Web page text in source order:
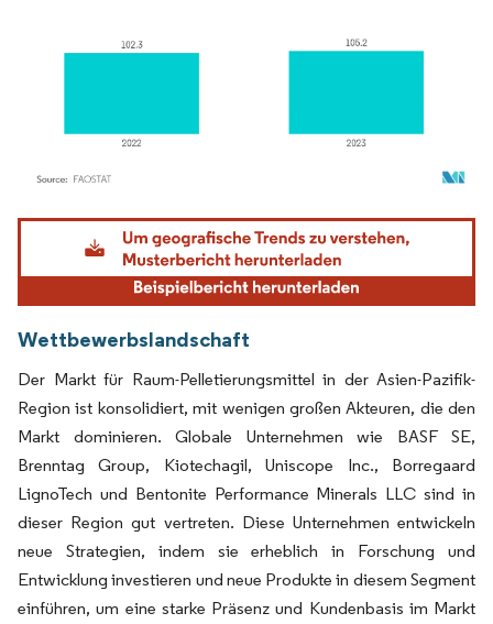
Bild © Mordor Intelligence. Wiederverwendung erfordert Namensnennung gemäß
Wettbewerbslandschaft
Der Markt für Raum-Pelletierungsmittel in der Asien-Pazifik-
Region ist konsolidiert, mit wenigen großen Akteuren, die den
Markt dominieren. Globale Unternehmen wie BASF SE,
Brenntag Group, Kiotechagil, Uniscope Inc., Borregaard
LignoTech und Bentonite Performance Minerals LLC sind in
dieser Region gut vertreten. Diese Unternehmen entwickeln
neue Strategien, indem sie erheblich in Forschung und
Entwicklung investieren und neue Produkte in diesem Segment
einführen, um eine starke Präsenz und Kundenbasis im Markt